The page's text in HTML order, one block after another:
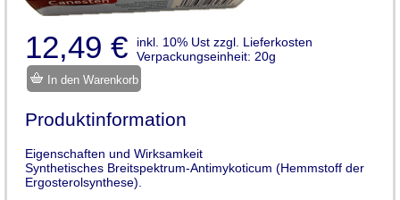
12,49 €
inkl. 10% Ust zzgl. Lieferkosten
Verpackungseinheit: 20g
In den Warenkorb
Produktinformation
Eigenschaften und Wirksamkeit
Synthetisches Breitspektrum-Antimykoticum (Hemmstoff der
Ergosterolsynthese).